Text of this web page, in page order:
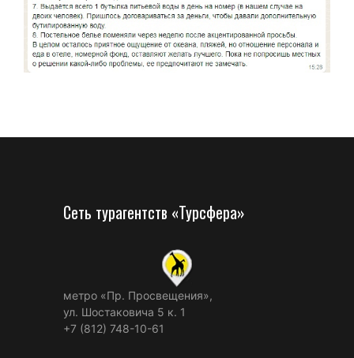
Сеть турагентств «Турсфера»
метро «Пр. Просвещения»,
ул. Шостаковича 5 к. 1
+7 (812) 748-10-61